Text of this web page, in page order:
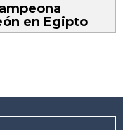
en Egipto